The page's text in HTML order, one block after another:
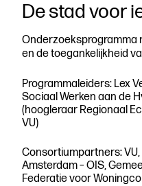
Download
de
publicatie
De stad voor
Onderzoeksprogramma
en de toegankelijkheid
Beschrijven
Programmaleiders: Lex
Sociaal Werken aan de
(hoogleraar Regionaal
VU)
Consortiumpartners: VU,
Amsterdam – OIS,
Federatie voor